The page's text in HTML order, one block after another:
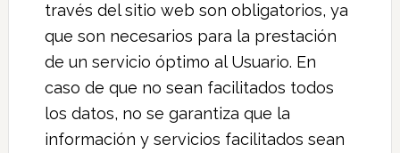
través del sitio web son obligatorios, ya
que son necesarios para la prestación
de un servicio óptimo al Usuario. En
caso de que no sean facilitados todos
los datos, no se garantiza que la
información y servicios facilitados sean